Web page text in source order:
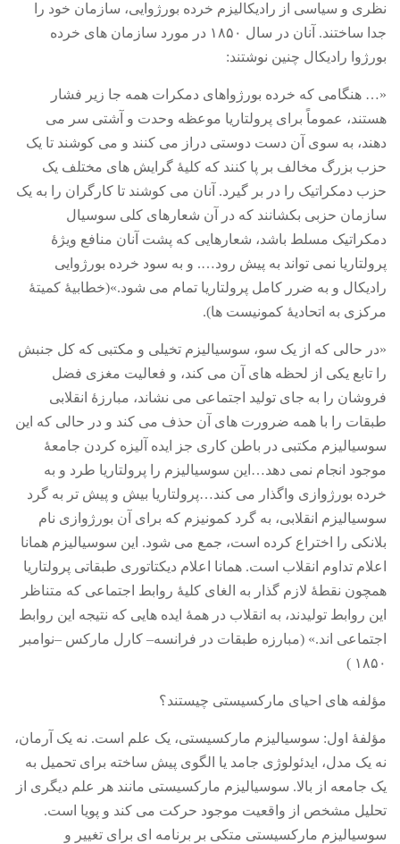
نظری و سیاسی از رادیکالیزم خرده بورژوایی، سازمان خود را
جدا ساختند.
آنان در سال ۱۸۵۰ در مورد سازمان های خرده
بورژوا رادیکال چنین نوشتند:
«… هنگامی که خرده بورژواهای دمکرات همه جا زیر فشار
هستند، عموماً برای پرولتاریا موعظه وحدت و آشتی سر می
دهند، به سوی آن دست دوستی دراز می کنند و می کوشند تا یک
حزب بزرگ مخالف بر پا کنند که کلیۀ گرایش های مختلف یک
حزب دمکراتیک را در بر گیرد. آنان می کوشند تا کارگران را به یک
سازمان حزبی بکشانند که در آن شعارهای کلی سوسیال
دمکراتیک مسلط باشد، شعارهایی که پشت آنان منافع ویژۀ
پرولتاریا نمی تواند به پیش رود…. و به سود خرده بورژوایی
رادیکال و به ضرر کامل پرولتاریا تمام می شود.»(خطابیۀ کمیتۀ
مرکزی به اتحادیۀ کمونیست ها).
«در حالی که از یک سو، سوسیالیزم تخیلی و مکتبی که کل جنبش
را تابع یکی از لحظه های آن می کند، و فعالیت مغزی فضل
فروشان را به جای تولید اجتماعی می نشاند، مبارزۀ انقلابی
طبقات را با همه ضرورت های آن حذف می کند و در حالی که این
سوسیالیزم مکتبی در باطن کاری جز ایده آلیزه کردن جامعۀ
موجود انجام نمی دهد…این سوسیالیزم را پرولتاریا طرد و به
خرده بورژوازی واگذار می کند…پرولتاریا بیش و پیش تر به گرد
سوسیالیزم انقلابی، به گرد کمونیزم که برای آن بورژوازی نام
بلانکی را اختراع کرده است، جمع می شود. این سوسیالیزم همانا
اعلام تداوم انقلاب است. همانا اعلام دیکتاتوری طبقاتی پرولتاریا
همچون نقطۀ لازم گذار به الغای کلیۀ روابط اجتماعی که متناظر
این روابط تولیدند، به انقلاب در همۀ ایده هایی که نتیجه این روابط
اجتماعی اند.» (مبارزه طبقات در فرانسه– کارل مارکس –نوامبر
۱۸۵۰ )
مؤلفه های احیای مارکسیستی چیستند؟
مؤلفۀ اول: سوسیالیزم مارکسیستی، یک علم است. نه یک آرمان،
نه یک مدل، ایدئولوژی جامد یا الگوی پیش ساخته برای تحمیل به
یک جامعه از بالا. سوسیالیزم مارکسیستی مانند هر علم دیگری از
تحلیل مشخص از واقعیت موجود حرکت می کند و پویا است.
سوسیالیزم مارکسیستی متکی بر برنامه ای برای تغییر و